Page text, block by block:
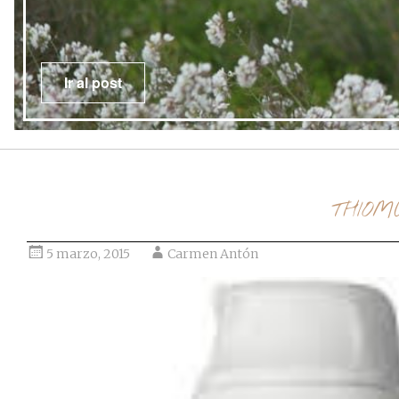
Ir al post
5 marzo, 2015 Carmen Antón